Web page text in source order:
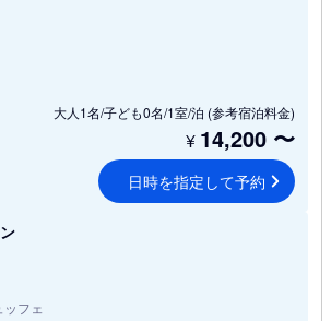
大人1名/子ども0名/1室/泊 (参考宿泊料金)
¥ 14,200 〜
日時を指定して予約
フェ